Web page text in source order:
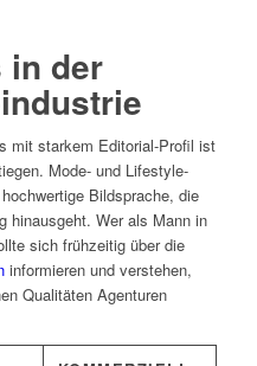
in der
mit starkem Editorial-Profil ist
Mode- und Lifestyle-
Bildsprache, die
hinausgeht. Wer als Mann in
sich frühzeitig über die
informieren und verstehen,
Qualitäten Agenturen